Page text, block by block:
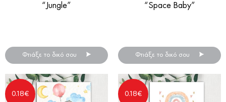
“Jungle”
Φτιάξε το δικό σου
“Space Baby”
Φτιάξε το δικό σου
0.18€ 0.18€